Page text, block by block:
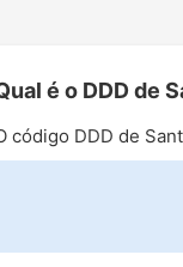
é o DDD de
código DDD de